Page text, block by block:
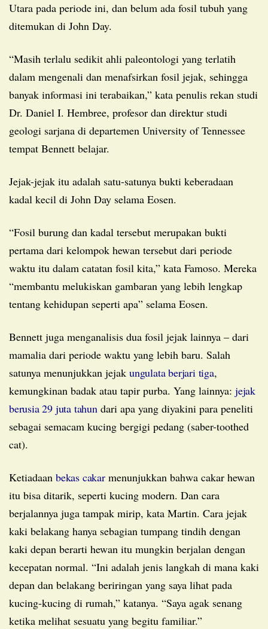
Utara pada periode ini, dan belum ada fosil tubuh yang
ditemukan di John Day.
“Masih terlalu sedikit ahli paleontologi yang terlatih
dalam mengenali dan menafsirkan fosil jejak, sehingga
banyak informasi ini terabaikan,” kata penulis rekan studi
Dr. Daniel I. Hembree, profesor dan direktur studi
geologi sarjana di departemen University of Tennessee
tempat Bennett belajar.
Jejak-jejak itu adalah satu-satunya bukti keberadaan
kadal kecil di John Day selama Eosen.
“Fosil burung dan kadal tersebut merupakan bukti
pertama dari kelompok hewan tersebut dari periode
waktu itu dalam catatan fosil kita,” kata Famoso. Mereka
“membantu melukiskan gambaran yang lebih lengkap
tentang kehidupan seperti apa” selama Eosen.
Bennett juga menganalisis dua fosil jejak lainnya – dari
mamalia dari periode waktu yang lebih baru. Salah
satunya menunjukkan jejak ungulata berjari tiga,
kemungkinan badak atau tapir purba. Yang lainnya: jejak
berusia 29 juta tahundari apa yang diyakini para peneliti
sebagai semacam kucing bergigi pedang (saber-toothed
cat).
Ketiadaan bekas cakarmenunjukkan bahwa cakar hewan
itu bisa ditarik, seperti kucing modern. Dan cara
berjalannya juga tampak mirip, kata Martin. Cara jejak
kaki belakang hanya sebagian tumpang tindih dengan
kaki depan berarti hewan itu mungkin berjalan dengan
kecepatan normal. “Ini adalah jenis langkah di mana kaki
depan dan belakang beriringan yang saya lihat pada
kucing-kucing di rumah,” katanya. “Saya agak senang
ketika melihat sesuatu yang begitu familiar.”